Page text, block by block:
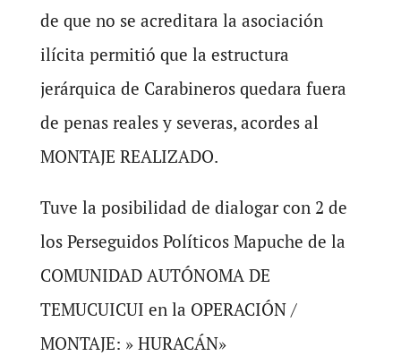
de que no se acreditara la asociación
ilícita permitió que la estructura
jerárquica de Carabineros quedara fuera
de penas reales y severas, acordes al
MONTAJE REALIZADO.
Tuve la posibilidad de dialogar con 2 de
los Perseguidos Políticos Mapuche de la
COMUNIDAD AUTÓNOMA DE
TEMUCUICUI en la OPERACIÓN /
MONTAJE: » HURACÁN»